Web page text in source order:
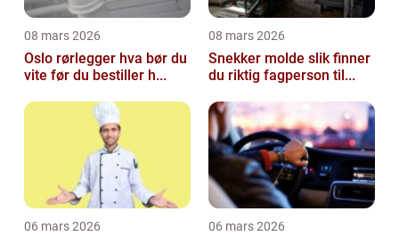
08 mars 2026
Oslo rørlegger hva bør du
vite før du bestiller h...
08 mars 2026
Snekker molde slik finner
du riktig fagperson til...
06 mars 2026 06 mars 2026